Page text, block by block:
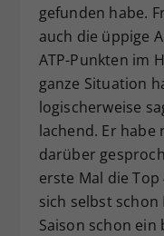
gefunden habe.
auch die üppige
ATP-Punkten im
ganze Situation
logischerweise
lachend. Er habe
darüber
erste Mal die
sich selbst schon
Saison schon